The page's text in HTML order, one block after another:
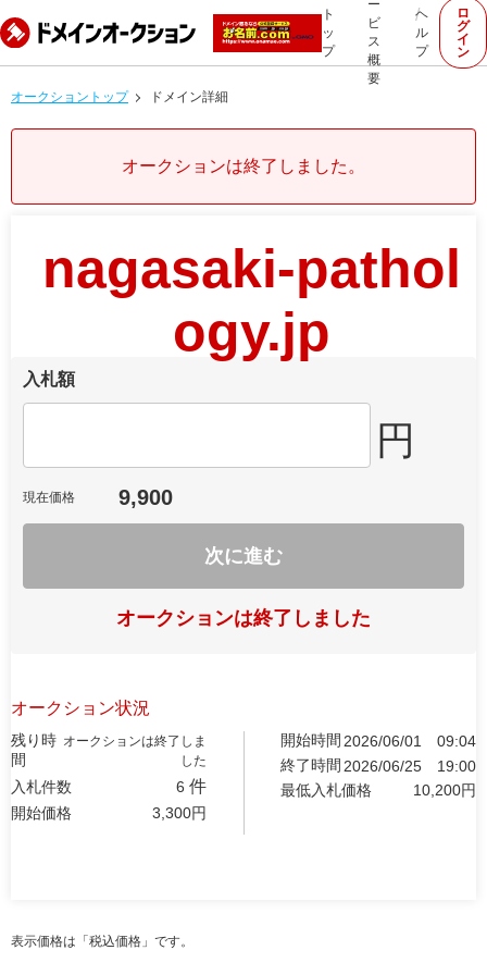
ト
ッ
プ
ー
ビ
ス
概
要
ヘ
ル
プ
ロ
グ
イ
ン
オークショントップ ドメイン詳細
オークションは終了しました。
nagasaki-pathol
ogy.jp
入札額
円
現在価格 9,900
次に進む
オークションは終了しました
オークション状況
残り時
間
オークションは終了しま
した
入札件数 6 件
開始価格 3,300円
開始時間 2026/06/01
09:04
終了時間 2026/06/25
19:00
最低入札価格
10,200円
表示価格は「税込価格」です。